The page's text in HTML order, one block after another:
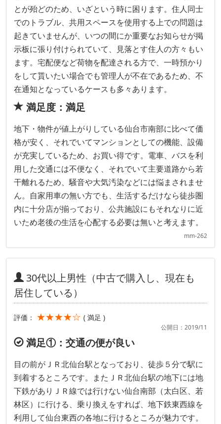
とが殆どのため、いざという時に困ります。住人同士
でのトラブル、共用スペースを使用する上での問題は
起きていませんが、いつの間にか重要なお知らせが掲
示板に張り付けられていて、見落とす住人の方々もい
ます。宅配便など荷物を配達される方で、一時預かり
をして貰いたい場合でも管理人が不在であるため、不
在通知となっているケースも多々あります。
満足度：満足
地下・物件が値上がりしている仙台市南部に比べて価
格が安く、それでいてマンションとしての機能、設備
が充実しているため、お買い得です。電車、バスを利
用した交通には不便なく、それでいて主要道路から若
干離れるため、騒音や大気汚染などには悩まされませ
ん。自家用車の無い方でも、生活するだけなら徒歩圏
内に十分店が揃っており、公共施設にもそれなりに近
いため老後の生活を心配する必要は無いと考えます。
mm-262
30代以上男性（中古で購入し、現在も
居住している）
評価： ★★★★☆ ( 満足 )
公開日：2019/11
満足①：交通の便が良い
目の前がＪＲ北仙台駅となっており、徒歩５分で駅に
到着するところです。またＪＲ北仙台駅の地下には地
下鉄がありＪＲ線では行けない仙台南部（太白区、若
林区）に行ける、乗り換えをすれば、地下鉄東西線を
利用して仙台東西の各地に行けるところが魅力です。